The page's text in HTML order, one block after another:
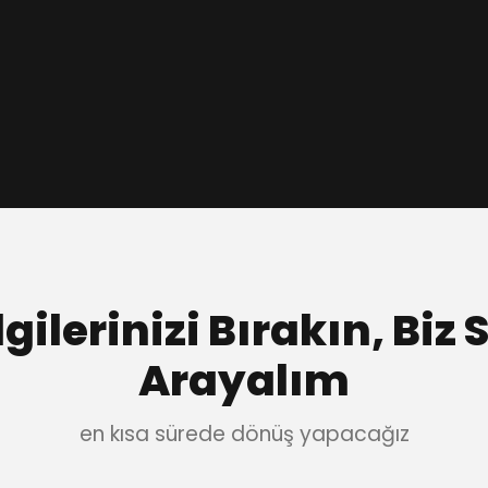
Bırakın, Biz
Arayalım
en kısa sürede dönüş yapacağız